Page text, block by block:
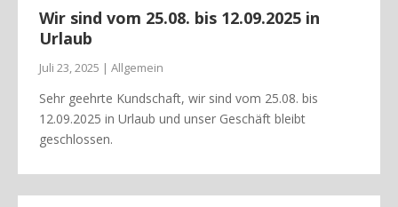
Wir sind vom 25.08. bis 12.09.2025 in
Urlaub
Juli 23, 2025 | Allgemein
Sehr geehrte Kundschaft, wir sind vom 25.08. bis
12.09.2025 in Urlaub und unser Geschäft bleibt
geschlossen.